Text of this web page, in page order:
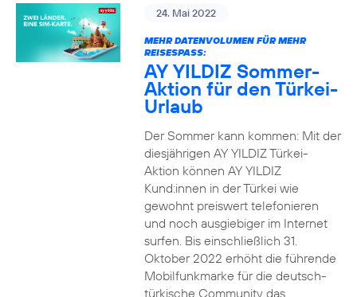
24. Mai 2022
MEHR DATENVOLUMEN FÜR MEHR
REISESPASS:
AY YILDIZ Sommer-
Aktion für den Türkei-
Urlaub
Der Sommer kann kommen: Mit der
diesjährigen AY YILDIZ Türkei-
Aktion können AY YILDIZ
Kund:innen in der Türkei wie
gewohnt preiswert telefonieren
und noch ausgiebiger im Internet
surfen. Bis einschließlich 31.
Oktober 2022 erhöht die führende
Mobilfunkmarke für die deutsch-
türkische Community das